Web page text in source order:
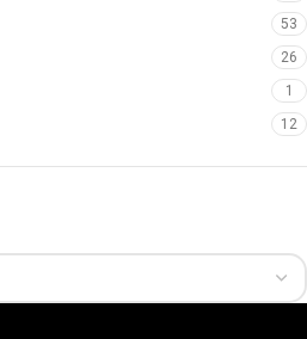
53
26
1
12